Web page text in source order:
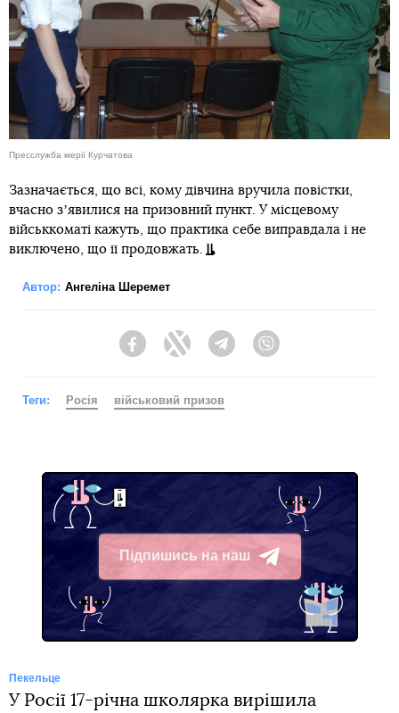
Пресслужба мерії Курчатова
Зазначається, що всі, кому дівчина вручила повістки,
вчасно зʼявилися на призовний пункт. У місцевому
військкоматі кажуть, що практика себе виправдала і не
виключено, що її продовжать.
Автор: Ангеліна Шеремет
FacebookTwitter Telegram
Теги: Росія військовий призов
Підпишись на наш
Telegram
Пекельце
У Росії 17-річна школярка вирішила